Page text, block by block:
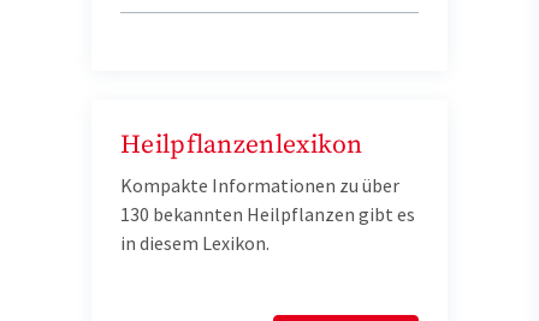
Heilpflanzenlexikon
Kompakte Informationen zu über
130 bekannten Heilpflanzen gibt es
in diesem Lexikon.